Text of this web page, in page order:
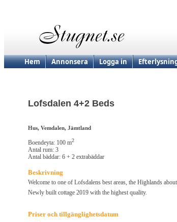
Hem Annonsera Logga in
Lofsdalen 4+2 Beds
Hus, Vemdalen, Jämtland
Boendeyta: 100 m2
Antal rum: 3
Antal bäddar: 6 + 2 extrabäddar
Beskrivning
Welcome to one of Lofsdalens best areas, the Highlands
Newly built cottage 2019 with the highest quality.
Priser och tillgänglighetsdatum